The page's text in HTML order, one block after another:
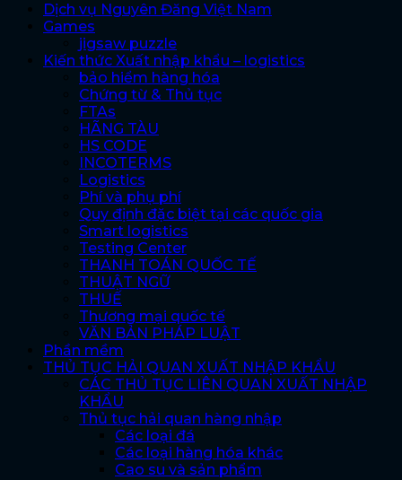
Dịch vụ Nguyên Đăng Việt Nam
Games
jigsaw puzzle
Kiến thức Xuất nhập khẩu – logistics
bảo hiểm hàng hóa
Chứng từ & Thủ tục
FTAs
HÃNG TÀU
HS CODE
INCOTERMS
Logistics
Phí và phụ phí
Quy định đặc biệt tại các quốc gia
Smart logistics
Testing Center
THANH TOÁN QUỐC TẾ
THUẬT NGỮ
THUẾ
Thương mại quốc tế
VĂN BẢN PHÁP LUẬT
Phần mềm
THỦ TỤC HẢI QUAN XUẤT NHẬP KHẨU
CÁC THỦ TỤC LIÊN QUAN XUẤT NHẬP
KHẨU
Thủ tục hải quan hàng nhập
Các loại đá
Các loại hàng hóa khác
Cao su và sản phẩm